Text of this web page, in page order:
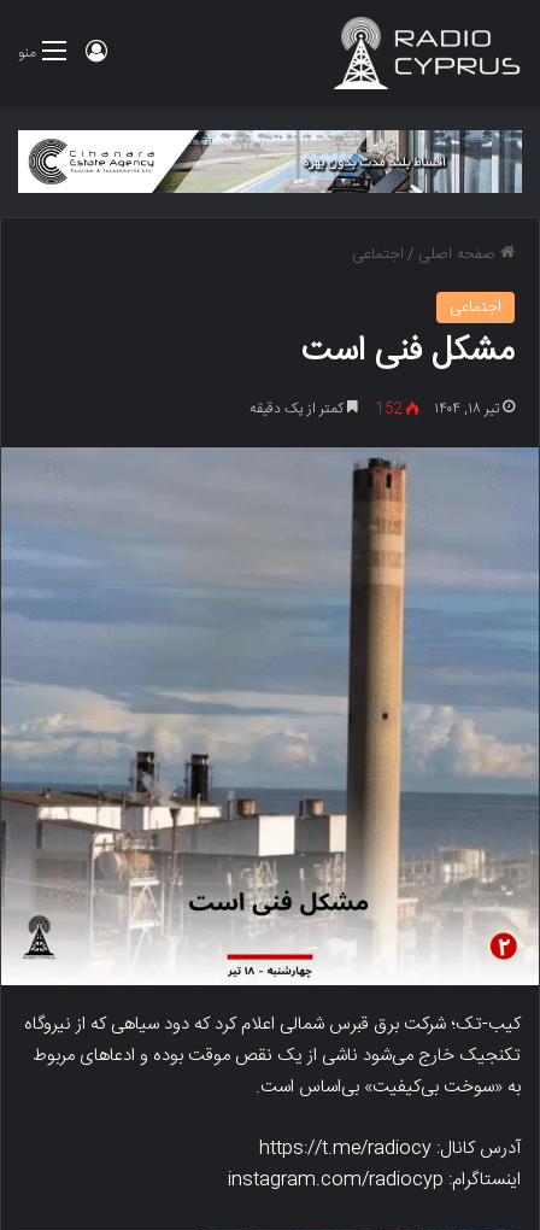
منو ورود
صفحه اصلی /اجتماعی
اجتماعی
مشکل فنی است
تیر ۱۸, ۱۴۰۴ 152 کمتر از یک دقیقه
کیب-تک؛ شرکت برق قبرس شمالی اعلام کرد که دود سیاهی که از نیروگاه
تکنجیک خارج می‌شود ناشی از یک نقص موقت بوده و ادعاهای مربوط
به «سوخت بی‌کیفیت» بی‌اساس است.
آدرس کانال: https://t.me/radiocy
اینستاگرام: instagram.com/radiocyp